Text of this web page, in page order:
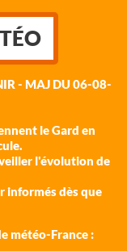
- MAJ DU 06-08-
le Gard en
l'évolution de
informés dès que
météo-France :